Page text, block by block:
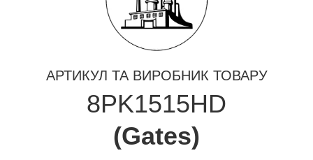
АРТИКУЛ ТА ВИРОБНИК ТОВАРУ
8PK1515HD
(Gates)